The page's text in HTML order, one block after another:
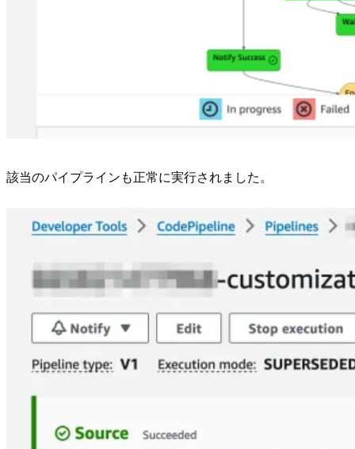
該当のパイプラインも正常に実行されました。